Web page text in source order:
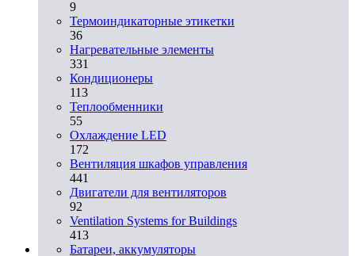
9
Термоиндикаторные этикетки
36
Нагревательные элементы
331
Кондиционеры
113
Теплообменники
55
Охлаждение LED
172
Вентиляция шкафов управления
441
Двигатели для вентиляторов
92
Ventilation Systems for Buildings
413
Батареи, аккумуляторы